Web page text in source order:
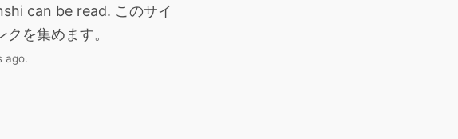
can be read. このサイ
を集めます。
ago.